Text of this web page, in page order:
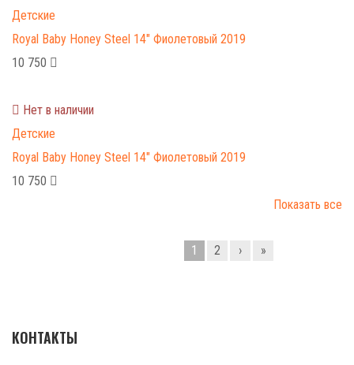
Детские
Royal Baby Honey Steel 14" Фиолетовый 2019
10 750
Нет в наличии
Детские
Royal Baby Honey Steel 14" Фиолетовый 2019
10 750
Показать все
1 2 › »
КОНТАКТЫ